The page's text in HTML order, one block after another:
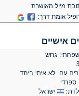
מייל מאושרת
אומת דרך:
אישיים
גרוש
עם: לא איתי ביחד
ספרדי
ישראל